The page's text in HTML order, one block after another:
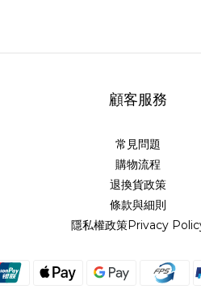
顧客服務
常見問題
購物流程
退換貨政策
條款與細則
隱私權政策Privacy